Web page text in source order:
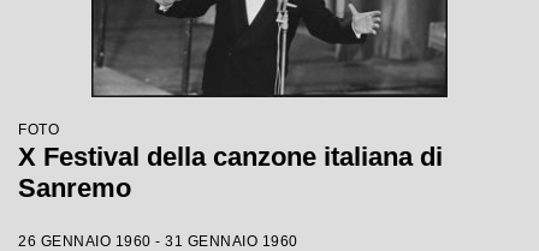
FOTO
X Festival della canzone italiana di
Sanremo
26 GENNAIO 1960 - 31 GENNAIO 1960